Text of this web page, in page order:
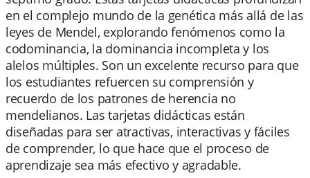
en el complejo mundo de la genética más allá de las
leyes de Mendel, explorando fenómenos como la
codominancia, la dominancia incompleta y los
alelos múltiples. Son un excelente recurso para que
los estudiantes refuercen su comprensión y
recuerdo de los patrones de herencia no
mendelianos. Las tarjetas didácticas están
diseñadas para ser atractivas, interactivas y fáciles
de comprender, lo que hace que el proceso de
aprendizaje sea más efectivo y agradable.